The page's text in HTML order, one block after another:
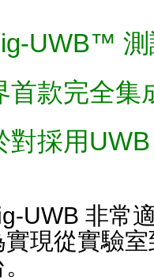
UWB™ 測
首款完全集
對採用
UWB 非常
實現從實驗